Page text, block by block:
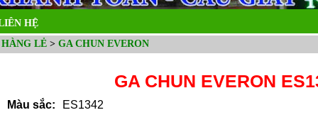
HỆ
LẺ > GA CHUN EVERON
GA CHUN EVERON
Màu sắc:
ES1342